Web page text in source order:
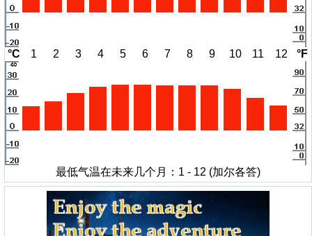
°C 1 2 3 4 5 6 7 8 9 10 11 12 °F
最低气温在未来几个月：1 - 12 (加尔各答)